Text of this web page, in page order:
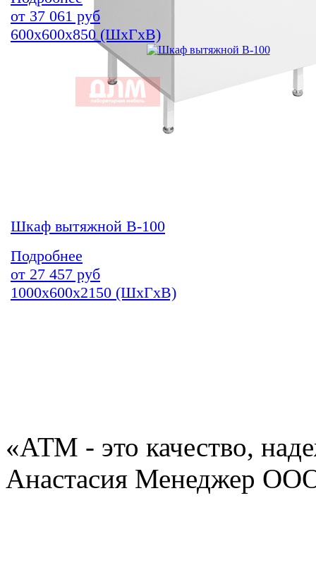
от 37 061 руб
600х600х850 (ШхГхВ)
Шкаф вытяжной В-100
Подробнее
от 27 457 руб
1000х600х2150 (ШхГхВ)
«АТМ - это качество,
Анастасия Менеджер